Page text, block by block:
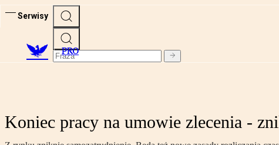
Serwisy
PRO
Koniec pracy na umowie zlecenia -